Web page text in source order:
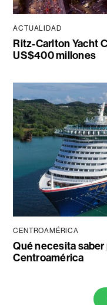
ACTUALIDAD
Ritz-Carlton Yacht
US$400 millones
CENTROAMÉRICA
Qué necesita
Centroamérica